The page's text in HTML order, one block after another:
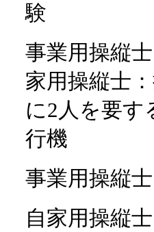
験
事業用操縦
家用操縦士
に2人を要す
行機
事業用操縦
自家用操縦